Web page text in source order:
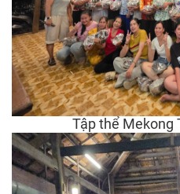
Tập thể Mekong